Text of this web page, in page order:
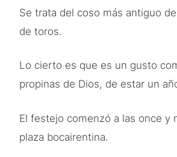
Se trata del coso más antiguo
de toros.
Lo cierto es que es un gusto
propinas de Dios, de estar un
El festejo comenzó a las once y
plaza bocairentina.